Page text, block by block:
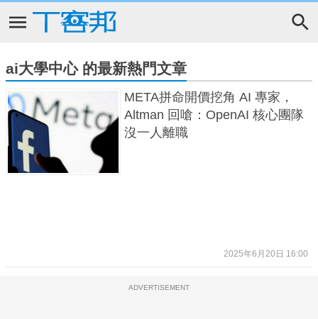
ai大學中心 的最新熱門文章
META拼命開價挖角 AI 專家，
Altman 回嗆：OpenAI 核心團隊
沒一人離職
2025年6月20日 16:00
ADVERTISEMENT